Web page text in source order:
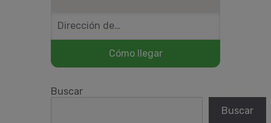
Buscar
Buscar